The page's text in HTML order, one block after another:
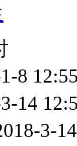
8
14
3-